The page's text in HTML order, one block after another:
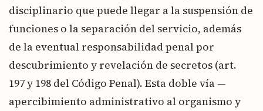
disciplinario que puede llegar a la suspensión de
funciones o la separación del servicio, además
de la eventual responsabilidad penal por
descubrimiento y revelación de secretos (art.
197 y 198 del Código Penal). Esta doble vía —
apercibimiento administrativo al organismo y